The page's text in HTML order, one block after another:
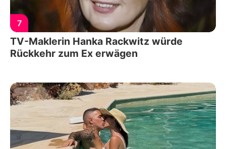
7
TV-Maklerin Hanka Rackwitz würde
Rückkehr zum Ex erwägen